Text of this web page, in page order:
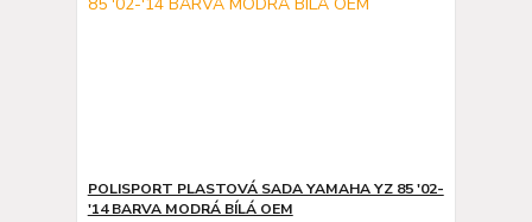
POLISPORT PLASTOVÁ SADA YAMAHA YZ 85 '02-
'14 BARVA MODRÁ BÍLÁ OEM